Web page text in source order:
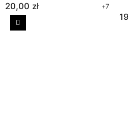
20,00 zł +7
Poprzedni